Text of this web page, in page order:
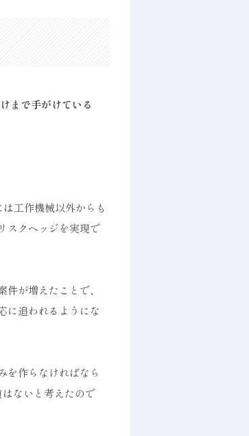
まで手がけている
工作機械以外からも
スクヘッジを実現で
が増えたことで、
に追われるようにな
を作らなければなら
ないと考えたので